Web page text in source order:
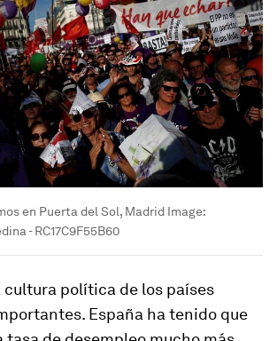
en Puerta del Sol, Madrid Image:
- RC17C9F55B60
cultura política de los países
España ha tenido que